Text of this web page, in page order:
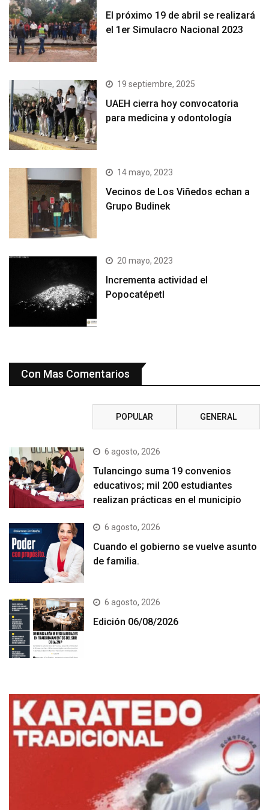
El próximo 19 de abril se realizará
el 1er Simulacro Nacional 2023
19 septiembre, 2025
UAEH cierra hoy convocatoria
para medicina y odontología
14 mayo, 2023
Vecinos de Los Viñedos echan a
Grupo Budinek
20 mayo, 2023
Incrementa actividad el
Popocatépetl
Con Mas Comentarios
POPULAR GENERAL
6 agosto, 2026
Tulancingo suma 19 convenios
educativos; mil 200 estudiantes
realizan prácticas en el municipio
6 agosto, 2026
Cuando el gobierno se vuelve asunto
de familia.
6 agosto, 2026
Edición 06/08/2026